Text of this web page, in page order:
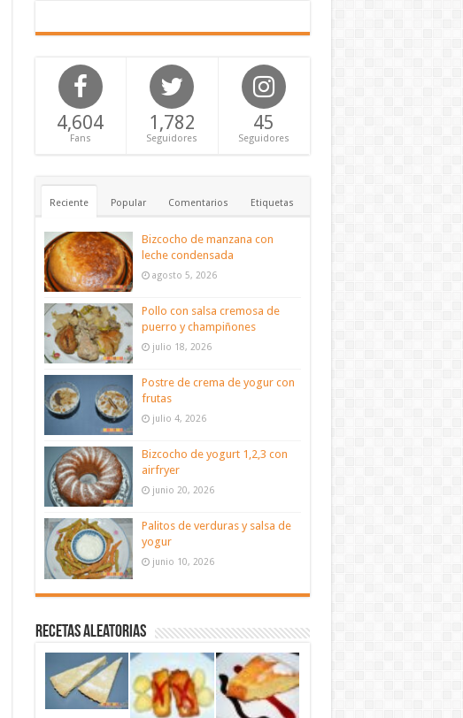
4,604
Fans
1,782
Seguidores
45
Seguidores
Reciente Popular Comentarios Etiquetas
Bizcocho de manzana con
leche condensada
agosto 5, 2026
Pollo con salsa cremosa de
puerro y champiñones
julio 18, 2026
Postre de crema de yogur con
frutas
julio 4, 2026
Bizcocho de yogurt 1,2,3 con
airfryer
junio 20, 2026
Palitos de verduras y salsa de
yogur
junio 10, 2026
Recetas aleatorias